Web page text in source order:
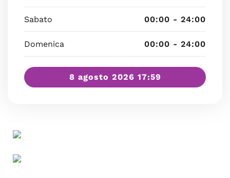
Sabato 00:00 - 24:00
Domenica 00:00 - 24:00
8 agosto 2026 17:59